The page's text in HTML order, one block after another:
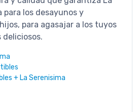
para los desayunos y
para agasajar a los tuyos
deliciosos.
+ La Serenisima